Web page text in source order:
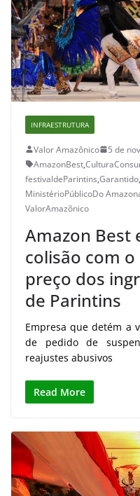
INFRAESTRUTURA
Valor Amazônico 5 de
AmazonBest,
festivaldeParintins,Garantido,
MinistérioPúblicoDo
ValorAmazõnico
Amazon Best
colisão com
preço dos
de Parintins
Empresa que detém a
de pedido de
reajustes abusivos
Read More